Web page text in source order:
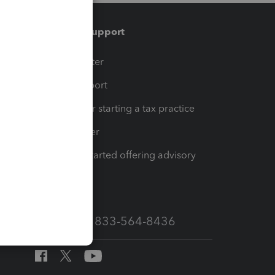
Training & support
Training Center
Learn & Support
Resources for starting a tax practice
Tax Pro Center
How to get started offering advisory
Call Sales: 833-564-8436